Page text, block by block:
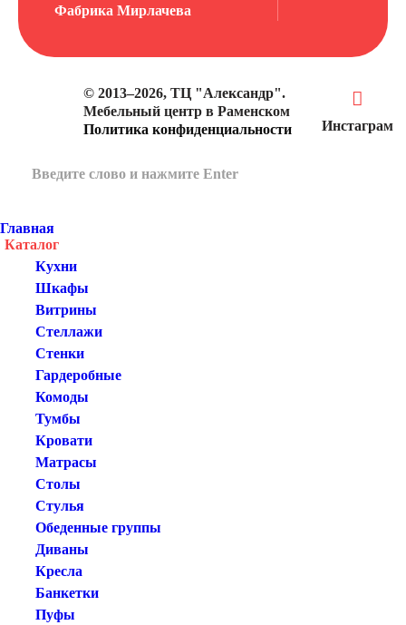
Фабрика Мирлачева
© 2013–2026, ТЦ "Александр".
Мебельный центр в Раменском
Политика конфиденциальности
Инстаграм
Главная
Каталог
Кухни
Шкафы
Витрины
Стеллажи
Стенки
Гардеробные
Комоды
Тумбы
Кровати
Матрасы
Столы
Стулья
Обеденные группы
Диваны
Кресла
Банкетки
Пуфы